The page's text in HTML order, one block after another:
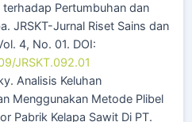
terhadap Pertumbuhan dan
JRSKT-Jurnal Riset Sains dan
4, No. 01. DOI:
JRSKT.092.01
Analisis Keluhan
Menggunakan Metode Plibel
Pabrik Kelapa Sawit Di PT.